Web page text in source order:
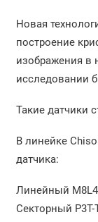
Новая
построение
изображения в
исследовании
Такие датчики
В линейке
датчика:
Линейный
Секторный P3T-